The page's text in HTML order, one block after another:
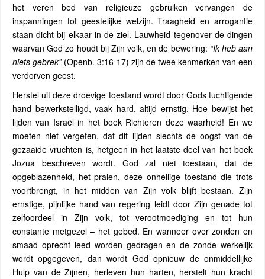
het veren bed van religieuze gebruiken vervangen de
inspanningen tot geestelijke welzijn. Traagheid en arrogantie
staan ​​dicht bij elkaar in de ziel. Lauwheid tegenover de dingen
waarvan God zo houdt bij Zijn volk, en de bewering: “Ik heb aan
niets gebrek”(Openb. 3:16-17) zijn de twee kenmerken van een
verdorven geest.
Herstel uit deze droevige toestand wordt door Gods tuchtigende
hand bewerkstelligd, vaak hard, altijd ernstig. Hoe bewijst het
lijden van Israël in het boek Richteren deze waarheid! En we
moeten niet vergeten, dat dit lijden slechts de oogst van de
gezaaide vruchten is, hetgeen in het laatste deel van het boek
Jozua beschreven wordt. God zal niet toestaan, dat de
opgeblazenheid, het pralen, deze onheilige toestand die trots
voortbrengt, in het midden van Zijn volk blijft bestaan. Zijn
ernstige, pijnlijke hand van regering leidt door Zijn genade tot
zelfoordeel in Zijn volk, tot verootmoediging en tot hun
constante metgezel – het gebed. En wanneer over zonden en
smaad oprecht leed worden gedragen en de zonde werkelijk
wordt opgegeven, dan wordt God opnieuw de onmiddellijke
Hulp van de Zijnen, herleven hun harten, herstelt hun kracht